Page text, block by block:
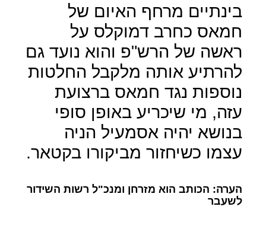
בינתיים מרחף האיום של
חמאס כחרב דמוקלס על
ראשה של הרש"פ והוא נועד גם
להרתיע אותה מלקבל החלטות
נוספות נגד חמאס ברצועת
עזה, מי שיכריע באופן סופי
בנושא יהיה אסמעיל הניה
עצמו כשיחזור מביקורו בקטאר.
הערה: הכותב הוא מזרחן ומנכ"ל רשות השידור
לשעבר